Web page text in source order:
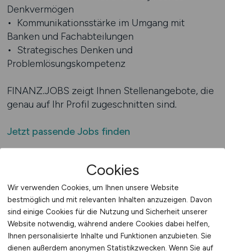
Denkvermögen
• Kommunikationsstärke im Umgang mit
Banken und Fachabteilungen
• Strategisches Denken und
Problemlösungskompetenz
FINANZ.JOBS zeigt Ihnen Stellenangebote, die
genau auf Ihr Profil zugeschnitten sind.
Jetzt passende Jobs finden
• Spezialisierte Stellenangebote für Treasury-
und Finanzexperten
• Zugang zu attraktiven Arbeitgebern
• Einfache und schnelle Bewerbung
• Karriereberatung und Bewerbungstipps auf
Wunsch
Cookies
Wir verwenden Cookies, um Ihnen unsere Website
bestmöglich und mit relevanten Inhalten anzuzeigen. Davon
sind einige Cookies für die Nutzung und Sicherheit unserer
Website notwendig, während andere Cookies dabei helfen,
Ihnen personalisierte Inhalte und Funktionen anzubieten. Sie
dienen außerdem anonymen Statistikzwecken. Wenn Sie auf